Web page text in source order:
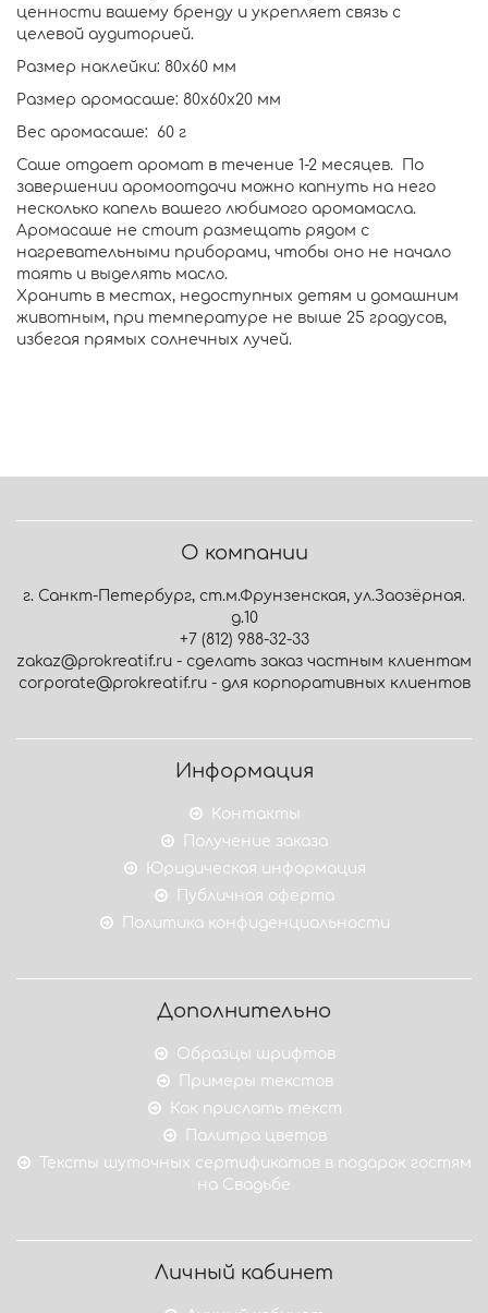
ценности вашему бренду и укрепляет связь с
целевой аудиторией.
Размер наклейки: 80х60 мм
Размер аромасаше: 80х60х20 мм
Вес аромасаше: 60 г
Саше отдает аромат в течение 1-2 месяцев. По
завершении аромоотдачи можно капнуть на него
несколько капель вашего любимого аромамасла.
Аромасаше не стоит размещать рядом с
нагревательными приборами, чтобы оно не начало
таять и выделять масло.
Хранить в местах, недоступных детям и домашним
животным, при температуре не выше 25 градусов,
избегая прямых солнечных лучей.
О компании
г. Санкт-Петербург, ст.м.Фрунзенская, ул.Заозёрная.
д.10
+7 (812) 988-32-33
zakaz@prokreatif.ru - сделать заказ частным клиентам
corporate@prokreatif.ru - для корпоративных клиентов
Информация
Контакты
Получение заказа
Юридическая информация
Публичная оферта
Политика конфиденциальности
Дополнительно
Образцы шрифтов
Примеры текстов
Как прислать текст
Палитра цветов
Тексты шуточных сертификатов в подарок гостям
на Свадьбе
Личный кабинет